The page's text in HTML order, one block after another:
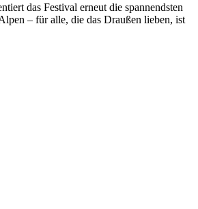
das Festival erneut die spannendsten
– für alle, die das Draußen lieben, ist